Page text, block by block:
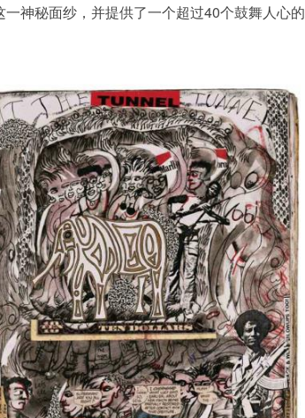
神秘面纱，并提供了一个超过40个鼓舞人心的